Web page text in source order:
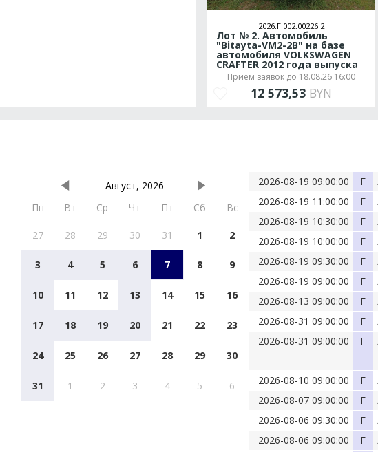
2026.Г.002.00226.2
Лот № 2. Автомобиль
"Bitayta-VM2-2B" на базе
автомобиля VOLKSWAGEN
CRAFTER 2012 года выпуска
Приём заявок до 18.08.26 16:00
12 573,53 BYN
Август, 2026
Пн
Вт Ср Чт Пт Сб Вс
27 28 29 30 31 1 2
3 4 5 6 7 8 9
10 11 12 13 14 15 16
17 18 19 20 21 22 23
24 25 26 27 28 29 30
31 1 2 3 4 5 6
2026-08-19 09:00:00 Г
2026-08-19 11:00:00
Г
2026-08-19 10:30:00
Г
2026-08-19 10:00:00
Г
2026-08-19 09:30:00
Г
2026-08-19 09:00:00
Г
2026-08-13 09:00:00
Г
2026-08-31 09:00:00
Г
2026-08-31 09:00:00
Г
2026-08-10 09:00:00
Г
2026-08-07 09:00:00
Г
2026-08-06 09:30:00
Г
2026-08-06 09:00:00
Г